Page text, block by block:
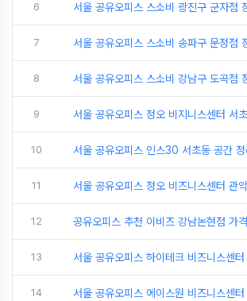
6 서울 공유오피스 스소비 광진구 군자점
7 서울 공유오피스 스소비 송파구 문정점
8 서울 공유오피스 스소비 강남구 도곡점
9 서울 공유오피스 정오 비지니스센터 서
10 서울 공유오피스 인스30 서초동 공간 정
11 서울 공유오피스 정오 비즈니스센터 관
12 공유오피스 추천 이비즈 강남논현점 가
13 서울 공유오피스 하이테크 비즈니스센터
14 서울 공유오피스 에이스원 비즈니스센터